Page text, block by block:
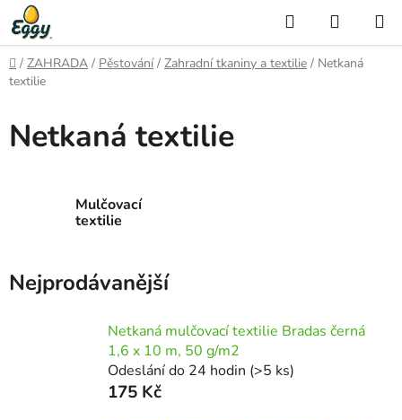
Přejít
na
obsah
Hledat
KOŠÍK
Domů
/ ZAHRADA / Pěstování / Zahradní tkaniny a textilie / Netkaná
textilie
Netkaná textilie
Mulčovací
textilie
Nejprodávanější
Netkaná mulčovací textilie Bradas černá
1,6 x 10 m, 50 g/m2
Odeslání do 24 hodin (>5 ks)
175 Kč